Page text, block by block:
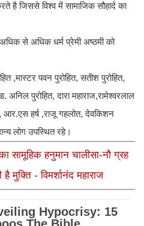
है जिससे विश्व में सामाजिक सौहार्द का
से अधिक धर्म प्रेमी अष्ठमी को
,मास्टर पवन पुरोहित, सतीश पुरोहित,
अनिल पुरोहित, दारा महाराज,रामेश्वरलाल
आर.एस हर्ष ,राजू गहलोत, देवकिशन
लोग उपस्थित रहे।
सामूहिक हनुमान चालीसा-नौ ग्रह
- विमर्शानंद महाराज